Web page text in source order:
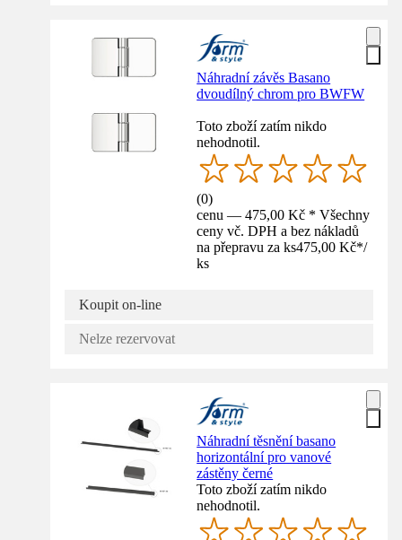
Náhradní závěs Basano
dvoudílný chrom pro BWFW
Toto zboží zatím nikdo
nehodnotil.
(0)
cenu — 475,00 Kč * Všechny
ceny vč. DPH a bez nákladů
na přepravu za ks475,00 Kč*/
ks
Koupit on-line
Nelze rezervovat
Náhradní těsnění basano
horizontální pro vanové
zástěny černé
Toto zboží zatím nikdo
nehodnotil.